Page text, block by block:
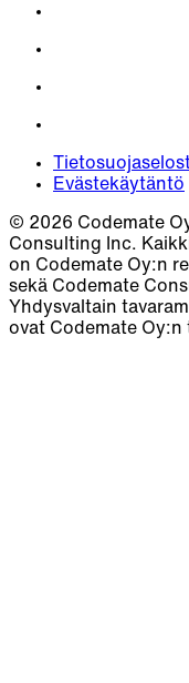
Evästekäytäntö
© 2026 Codemate
Consulting Inc.
on Codemate Oy:n
sekä Codemate
Yhdysvaltain
ovat Codemate Oy:n